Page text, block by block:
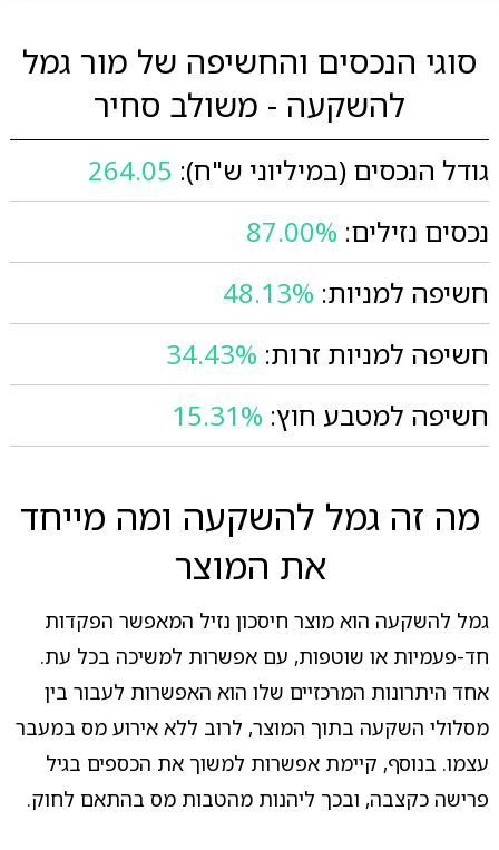
סוגי הנכסים והחשיפה של מור גמל
להשקעה - משולב סחיר
גודל הנכסים (במיליוני ש"ח): 264.05
נכסים נזילים: 87.00%
חשיפה למניות: 48.13%
חשיפה למניות זרות: 34.43%
חשיפה למטבע חוץ: 15.31%
מה זה גמל להשקעה ומה מייחד
את המוצר
גמל להשקעה הוא מוצר חיסכון נזיל המאפשר הפקדות
חד-פעמיות או שוטפות, עם אפשרות למשיכה בכל עת.
אחד היתרונות המרכזיים שלו הוא האפשרות לעבור בין
מסלולי השקעה בתוך המוצר, לרוב ללא אירוע מס במעבר
עצמו. בנוסף, קיימת אפשרות למשוך את הכספים בגיל
פרישה כקצבה, ובכך ליהנות מהטבות מס בהתאם לחוק.